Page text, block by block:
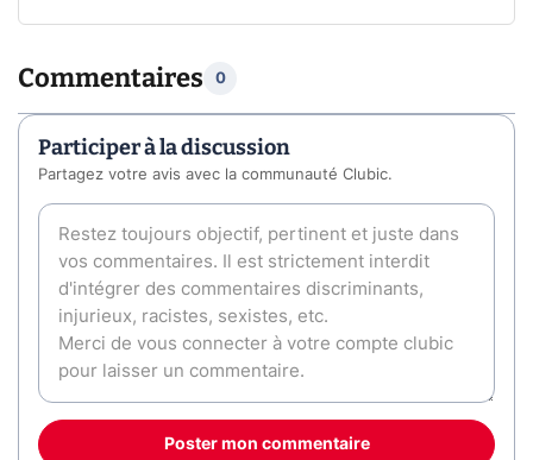
Commentaires 0
Participer à la discussion
Partagez votre avis avec la communauté Clubic.
Poster mon commentaire